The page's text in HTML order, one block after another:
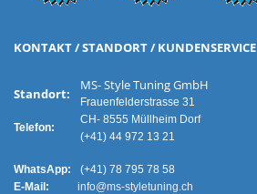
KONTAKT / STANDORT / KUNDENSERVICE
Standort:
Telefon:
MS- Style Tuning GmbH
Frauenfelderstrasse 31
CH- 8555 Müllheim Dorf
(+41) 44 972 13 21
WhatsApp:
(+41) 78 795 78 58
E-Mail:
info@ms-styletuning.ch